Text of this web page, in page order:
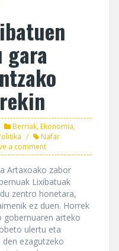
gara
Berriak,Ekonomia,
Nafar
a comment
Artaxoako zabor
Lixibatuak
zentro honetara,
ez duen. Horrek
gobernuaren arteko
ulertu eta
ezagutzeko